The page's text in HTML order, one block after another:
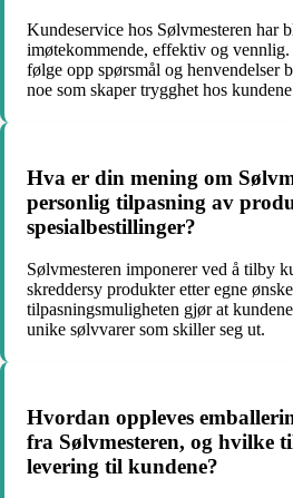
Kundeservice hos Sølvmesteren har
imøtekommende, effektiv og vennlig.
følge opp spørsmål og henvendelser
noe som skaper trygghet hos
Hva er din mening om
personlig tilpasning av
spesialbestillinger?
Sølvmesteren imponerer ved å tilby
skreddersy produkter etter egne
tilpasningsmuligheten gjør at
unike sølvvarer som skiller seg ut.
Hvordan oppleves
fra Sølvmesteren, og hvilke
levering til kundene?